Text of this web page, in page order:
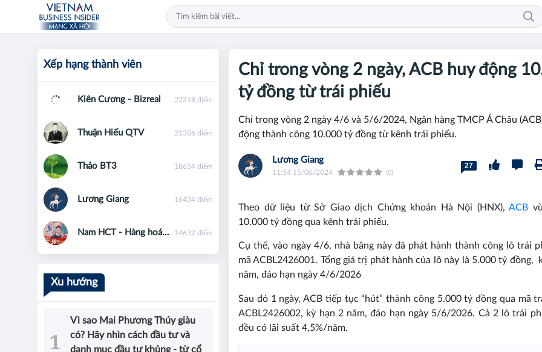
Chỉ trong vòng 2 ngày, ACB huy động
tỷ đồng từ trái phiếu
Chỉ trong vòng 2 ngày 4/6 và 5/6/2024, Ngân hàng TMCP Á Châu
động thành công 10.000 tỷ đồng từ kênh trái phiếu.
Lương Giang
11:54 15/06/2024 (0)
27
Theo dữ liệu từ Sở Giao dịch Chứng khoán Hà Nội (HNX), ACB
10.000 tỷ đồng qua kênh trái phiếu.
Cụ thể, vào ngày 4/6, nhà băng này đã phát hành thành công lô trái
mã ACBL2426001. Tổng giá trị phát hành của lô này là 5.000 tỷ đồng,
năm, đáo hạn ngày 4/6/2026
Sau đó 1 ngày, ACB tiếp tục “hút” thành công 5.000 tỷ đồng qua mã
ACBL2426002, kỳ hạn 2 năm, đáo hạn ngày 5/6/2026. Cả 2 lô trái
đều có lãi suất 4,5%/năm.
Xếp hạng thành viên
Kiên Cương - Bizreal 22318 điểm
Thuận Hiếu QTV 21306 điểm
Thảo BT3 18654 điểm
Lương Giang 16434 điểm
Nam HCT - Hàng hoá phái sinh - 0867091553 14632 điểm
Xu hướng
Vì sao Mai Phương Thúy giàu
có? Hãy nhìn cách đầu tư và
danh mục đầu tư khủng - từ cổ